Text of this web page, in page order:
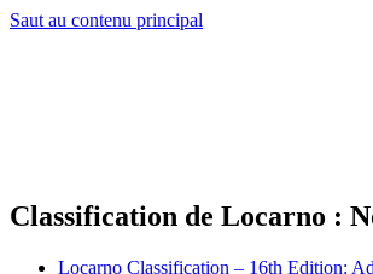
Saut au contenu principal
Classification de Locarno :
Locarno Classification – 16th Edition: